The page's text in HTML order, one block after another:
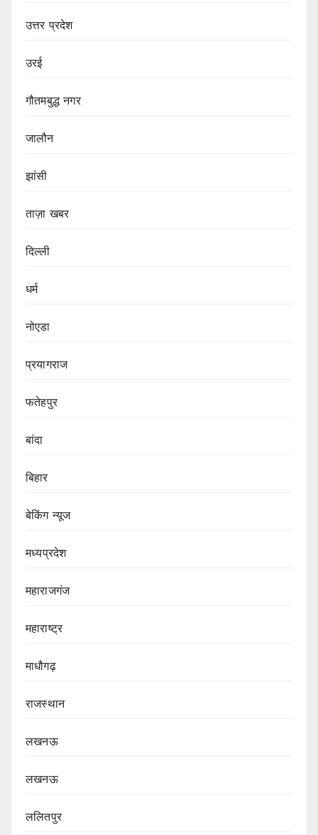
उत्तर प्रदेश
उरई
गौतमबुद्ध नगर
जालौन
झांसी
ताज़ा खबर
दिल्ली
धर्म
नोएडा
प्रयागराज
फतेहपुर
बांदा
बिहार
बेकिंग न्यूज
मध्यप्रदेश
महाराजगंज
महाराष्ट्र
माधौगढ़
राजस्थान
लखनऊ
लखनऊ
ललितपुर